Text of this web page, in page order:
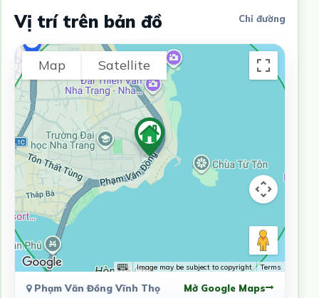
Vị trí trên bản đồ Chỉ đường
Map Satellite
Image may be subject to copyright Terms
Phạm Văn Đồng Vĩnh Thọ Mở Google Maps